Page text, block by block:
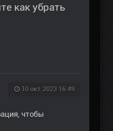
как убрать
10 окт 2023 16:49
, чтобы